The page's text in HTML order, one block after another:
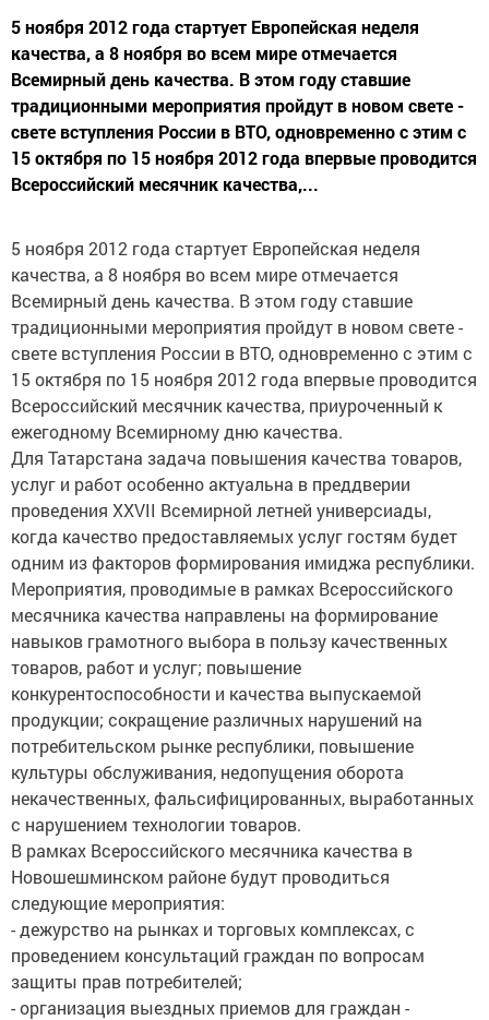
5 ноября 2012 года стартует Европейская неделя
качества, а 8 ноября во всем мире отмечается
Всемирный день качества. В этом году ставшие
традиционными мероприятия пройдут в новом свете -
свете вступления России в ВТО, одновременно с этим с
15 октября по 15 ноября 2012 года впервые проводится
Всероссийский месячник качества,...
5 ноября 2012 года стартует Европейская неделя
качества, а 8 ноября во всем мире отмечается
Всемирный день качества. В этом году ставшие
традиционными мероприятия пройдут в новом свете -
свете вступления России в ВТО, одновременно с этим с
15 октября по 15 ноября 2012 года впервые проводится
Всероссийский месячник качества, приуроченный к
ежегодному Всемирному дню качества.
Для Татарстана задача повышения качества товаров,
услуг и работ особенно актуальна в преддверии
проведения XXVII Всемирной летней универсиады,
когда качество предоставляемых услуг гостям будет
одним из факторов формирования имиджа республики.
Мероприятия, проводимые в рамках Всероссийского
месячника качества направлены на формирование
навыков грамотного выбора в пользу качественных
товаров, работ и услуг; повышение
конкурентоспособности и качества выпускаемой
продукции; сокращение различных нарушений на
потребительском рынке республики, повышение
культуры обслуживания, недопущения оборота
некачественных, фальсифицированных, выработанных
с нарушением технологии товаров.
В рамках Всероссийского месячника качества в
Новошешминском районе будут проводиться
следующие мероприятия:
- дежурство на рынках и торговых комплексах, с
проведением консультаций граждан по вопросам
защиты прав потребителей;
- организация выездных приемов для граждан -